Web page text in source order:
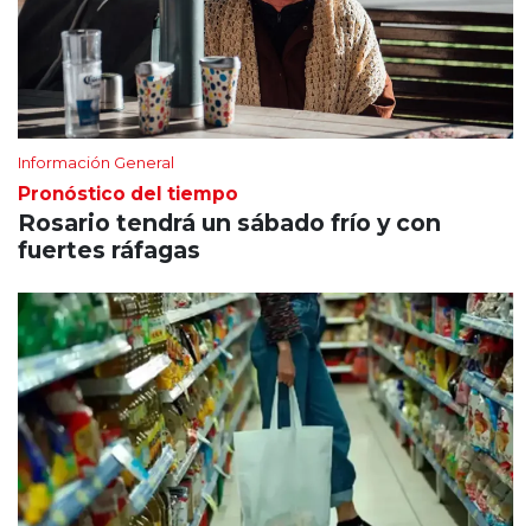
Información General
Pronóstico del tiempo
Rosario tendrá un sábado frío y con
fuertes ráfagas